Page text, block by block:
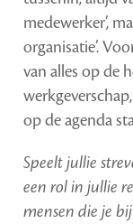
medewerker’,
organisatie’.
van alles op de
op de agenda
Speelt jullie
een rol in jullie
mensen die je